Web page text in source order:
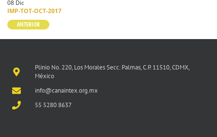
08 Dic
IMP-TOT-OCT-2017
ANTERIOR
Plinio No. 220, Los Morales Secc. Palmas, C.P. 11510, CDMX,
México
info@canaintex.org.mx
55 5280 8637